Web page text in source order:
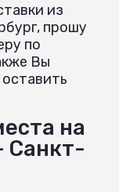
из
прошу
по
Вы
на
Санкт-